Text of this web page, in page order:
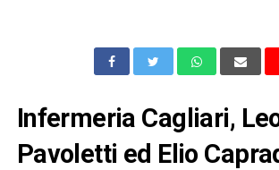
Infermeria Cagliari,
Pavoletti ed Elio